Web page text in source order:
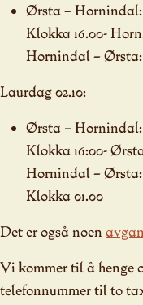
Ørsta –
Klokka 16.00-
Hornindal – Ørsta:
Laurdag 02.10:
Ørsta – Hornindal:
Klokka 16:00-
Hornindal –
Klokka 01.00
Det er også noen
Vi kommer til å henge
telefonnummer til to